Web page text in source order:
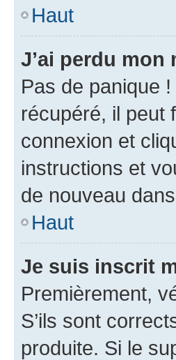
Haut
J’ai perdu mon
Pas de panique
récupéré, il peut
connexion et
instructions et
de nouveau
Haut
Je suis inscrit
Premièrement,
S’ils sont
produite. Si le